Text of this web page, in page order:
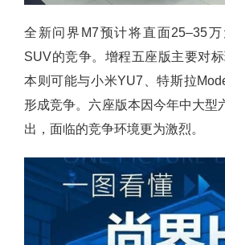
全新问界M7预计将直面25–35
SUV的竞争。增程五座版主要对
本则可能与小米YU7、特斯拉
形成竞争。六座版本因今年中大型
出，面临的竞争环境更为激烈。